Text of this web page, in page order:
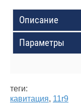
Описание
Параметры
теги:
кавитация, 11r9